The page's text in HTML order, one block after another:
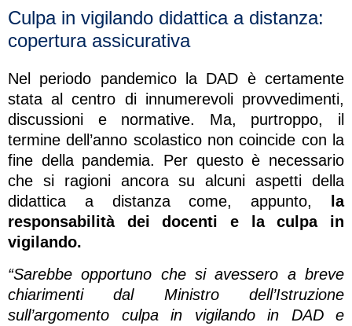
Culpa in vigilando didattica a distanza:
copertura assicurativa
Nel periodo pandemico la DAD è certamente
stata al centro di innumerevoli provvedimenti,
discussioni e normative. Ma, purtroppo, il
termine dell’anno scolastico non coincide con la
fine della pandemia. Per questo è necessario
che si ragioni ancora su alcuni aspetti della
didattica a distanza come, appunto,
la
responsabilità dei docenti e la culpa in
vigilando.
“Sarebbe opportuno che si avessero a breve
chiarimenti dal Ministro dell’Istruzione
sull’argomento culpa in vigilando in DAD e